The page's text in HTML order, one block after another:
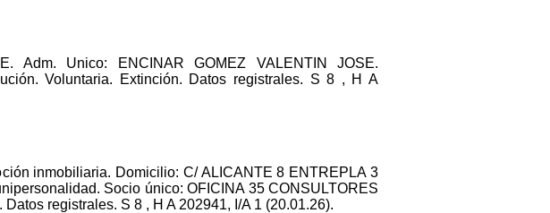
Adm. Unico: ENCINAR GOMEZ VALENTIN JOSE.
Voluntaria. Extinción. Datos registrales. S 8 , H A
inmobiliaria. Domicilio: C/ ALICANTE 8 ENTREPLA 3
Socio único: OFICINA 35 CONSULTORES
registrales. S 8 , H A 202941, I/A 1 (20.01.26).